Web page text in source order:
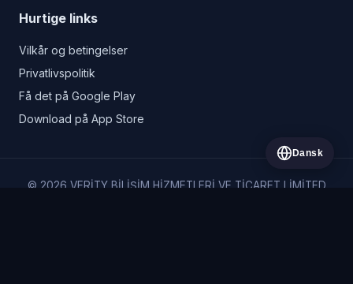
Hurtige links
Vilkår og betingelser
Privatlivspolitik
Få det på Google Play
Download på App Store
© 2026 VERİTY BİLİŞİM HİZMETLERİ VE TİCARET LİMİTED
Dansk